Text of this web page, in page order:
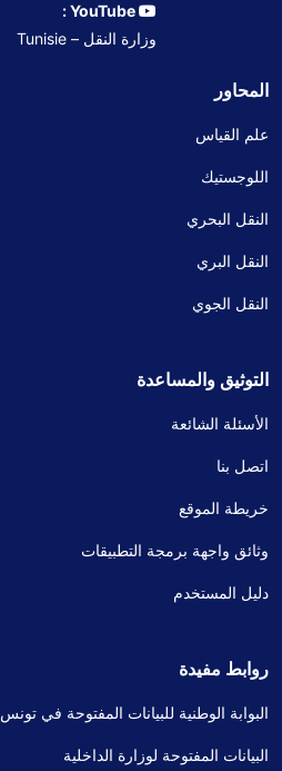
YouTube :
وزارة النقل – Tunisie
المحاور
علم القياس
اللوجستيك
النقل البحري
النقل البري
النقل الجوي
التوثيق والمساعدة
الأسئلة الشائعة
اتصل بنا
خريطة الموقع
وثائق واجهة برمجة التطبيقات
دليل المستخدم
روابط مفيدة
البوابة الوطنية للبيانات المفتوحة في تونس
البيانات المفتوحة لوزارة الداخلية